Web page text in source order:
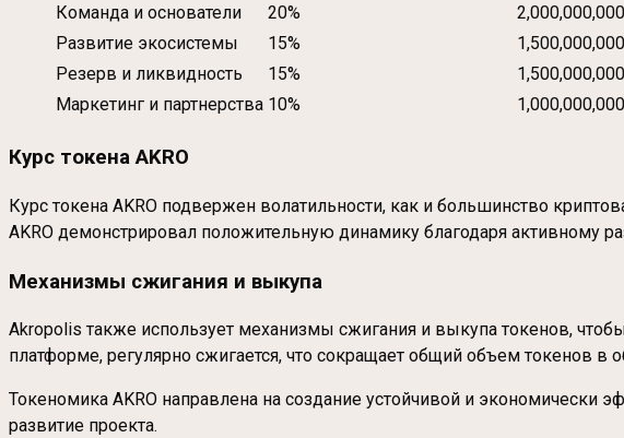
Команда и основатели
20%
2,000,000,000
Развитие экосистемы
15%
1,500,000,000
Резерв и ликвидность
15%
1,500,000,000
Маркетинг и партнерства 10% 1,000,000,000
Курс токена AKRO
Курс токена AKRO подвержен волатильности, как и большинство
AKRO демонстрировал положительную динамику благодаря активному
Механизмы сжигания и выкупа
Akropolis также использует механизмы сжигания и выкупа токенов,
платформе, регулярно сжигается, что сокращает общий объем токенов в
Токеномика AKRO направлена на создание устойчивой и экономически
развитие проекта.